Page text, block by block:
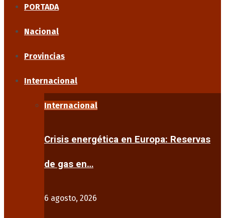
PORTADA
Nacional
Provincias
Internacional
Internacional
Crisis energética en Europa: Reservas
de gas en…
6 agosto, 2026